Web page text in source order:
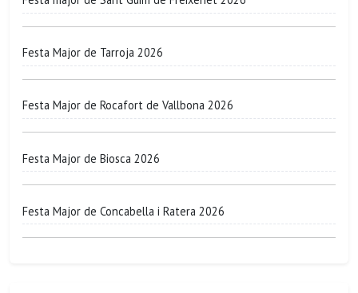
Festa Major de Tarroja 2026
Festa Major de Rocafort de Vallbona 2026
Festa Major de Biosca 2026
Festa Major de Concabella i Ratera 2026